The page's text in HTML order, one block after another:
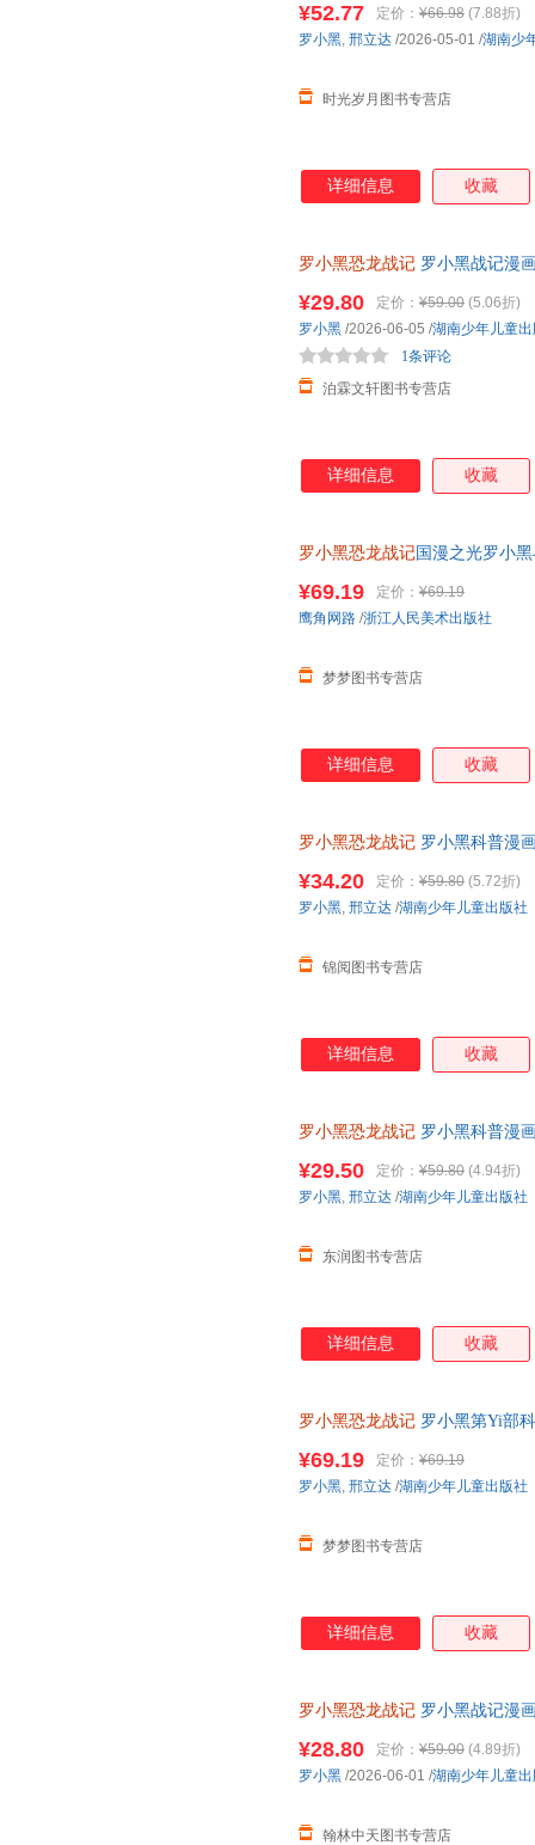
20种恐龙的100+知识，兼具专
进恐龙世界，与这些史前巨兽
¥52.77 定价： ¥66.98 (7.88折)
时光岁月图书专营店
罗小黑, 邢立达 /2026-05-01 /湖南少
详细信息 收藏
罗小黑恐龙战记 罗小黑战记漫
¥29.80 定价： ¥59.00 (5.06折)
泊霖文轩图书专营店
1条评论
罗小黑 /2026-06-05 /湖南少年儿童
详细信息 收藏
罗小黑恐龙战记 国漫之光罗小
¥69.19 定价： ¥69.19
梦梦图书专营店
鹰角网路 /浙江人民美术出版社
详细信息 收藏
罗小黑恐龙战记 罗小黑科普漫
¥34.20 定价： ¥59.80 (5.72折)
锦阅图书专营店
罗小黑, 邢立达 /湖南少年儿童出版社
详细信息 收藏
罗小黑恐龙战记 罗小黑科普漫
¥29.50 定价： ¥59.80 (4.94折)
东润图书专营店
罗小黑, 邢立达 /湖南少年儿童出版社
详细信息 收藏
罗小黑恐龙战记 罗小黑第Yi部
¥69.19 定价： ¥69.19
梦梦图书专营店
罗小黑, 邢立达 /湖南少年儿童出版社
详细信息 收藏
罗小黑恐龙战记 罗小黑战记漫
¥28.80 定价： ¥59.00 (4.89折)
翰林中天图书专营店
罗小黑 /2026-06-01 /湖南少年儿童